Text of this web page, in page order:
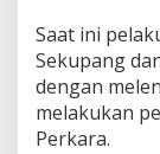
Saat ini
Sekupang
dengan
melakukan
Perkara.